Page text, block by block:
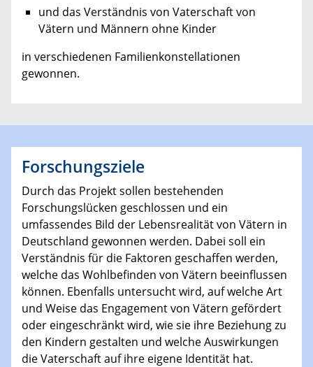
und das Verständnis von Vaterschaft von
Vätern und Männern ohne Kinder
in verschiedenen Familienkonstellationen
gewonnen.
Forschungsziele
Durch das Projekt sollen bestehenden
Forschungslücken geschlossen und ein
umfassendes Bild der Lebensrealität von Vätern in
Deutschland gewonnen werden. Dabei soll ein
Verständnis für die Faktoren geschaffen werden,
welche das Wohlbefinden von Vätern beeinflussen
können. Ebenfalls untersucht wird, auf welche Art
und Weise das Engagement von Vätern gefördert
oder eingeschränkt wird, wie sie ihre Beziehung zu
den Kindern gestalten und welche Auswirkungen
die Vaterschaft auf ihre eigene Identität hat.